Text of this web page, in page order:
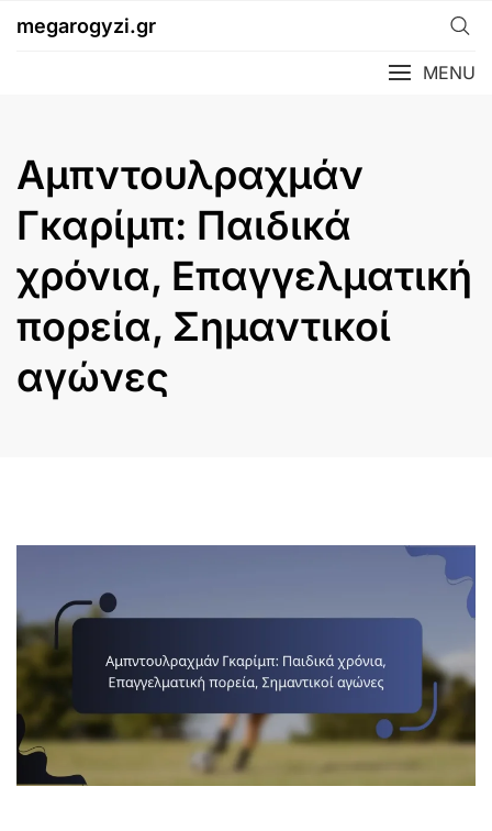
megarogyzi.gr
MENU
Αμπντουλραχμάν
Γκαρίμπ: Παιδικά
χρόνια, Επαγγελματική
πορεία, Σημαντικοί
αγώνες